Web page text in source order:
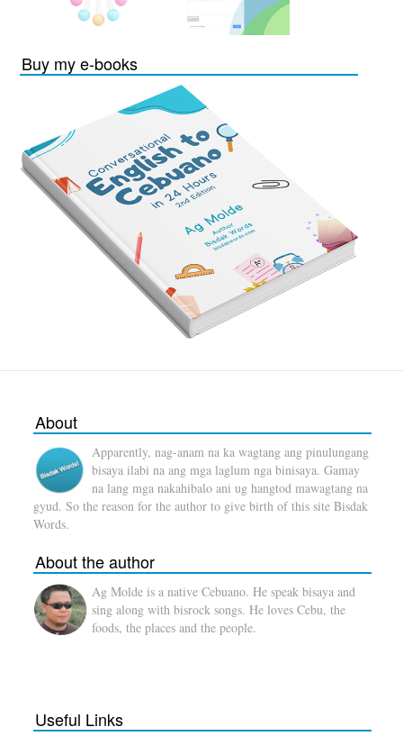
Buy my e-books
About
Apparently, nag-anam na ka wagtang ang pinulungang
bisaya ilabi na ang mga laglum nga binisaya. Gamay
na lang mga nakahibalo ani ug hangtod mawagtang na
gyud. So the reason for the author to give birth of this site Bisdak
Words.
About the author
Ag Molde is a native Cebuano. He speak bisaya and
sing along with bisrock songs. He loves Cebu, the
foods, the places and the people.
Useful Links